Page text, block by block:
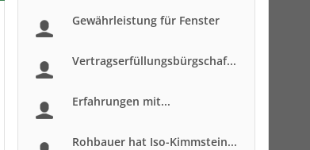
Gewährleistung für Fenster
Vertragserfüllungsbürgschaf...
Erfahrungen mit...
Rohbauer hat Iso-Kimmstein...